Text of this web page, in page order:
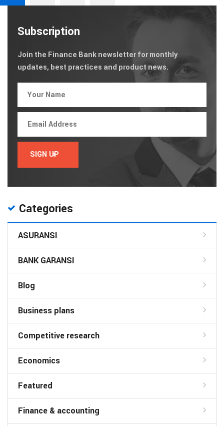
Subscription
Join the Finance Bank newsletter for monthly
updates, best practices and product news.
Categories
ASURANSI
BANK GARANSI
Blog
Business plans
Competitive research
Economics
Featured
Finance & accounting